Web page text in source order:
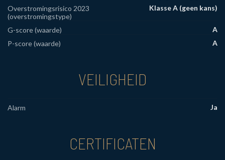
Overstromingsrisico 2023
(overstromingstype)
Klasse A (geen kans)
G-score (waarde)
A
P-score (waarde)
A
VEILIGHEID
Alarm Ja
CERTIFICATEN